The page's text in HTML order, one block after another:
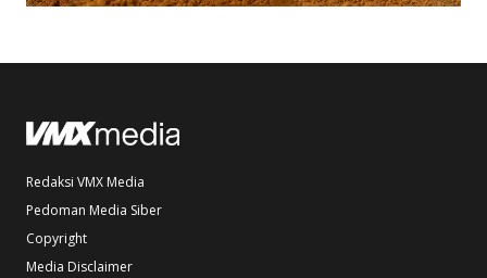
Redaksi VMX Media
Pedoman Media Siber
Copyright
Media Disclaimer